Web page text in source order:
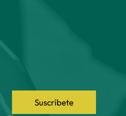
Suscríbete